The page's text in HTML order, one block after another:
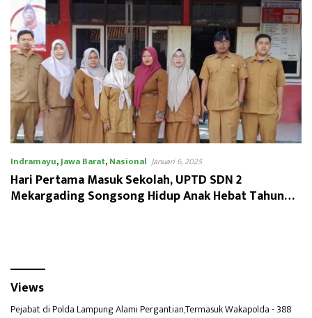
Indramayu,Jawa Barat,Nasional Januari 6, 2025
Hari Pertama Masuk Sekolah, UPTD SDN 2
Mekargading Songsong Hidup Anak Hebat Tahun
Views
Pejabat di Polda Lampung Alami Pergantian,Termasuk Wakapolda- 388